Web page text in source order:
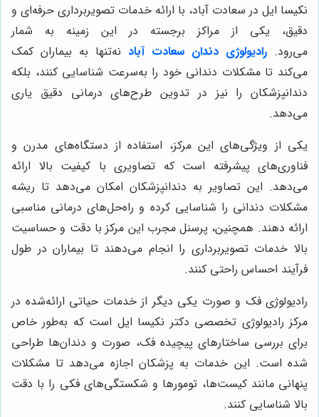
نکیسا ایل در سعادت آباد، با ارائه خدمات تصویربرداری حرفه‌ای و
دقیق، یکی از مراکز برجسته در این زمینه به شمار
می‌رود. رادیولوژی دندان سعادت آباد نه‌تنها به بیماران کمک
می‌کند تا مشکلات دندانی خود را به‌سرعت شناسایی کنند، بلکه
دندانپزشکان را نیز در تدوین طرح‌های درمانی دقیق یاری
می‌دهد.
یکی از ویژگی‌های این مرکز، استفاده از دستگاه‌های مدرن و
فناوری‌های پیشرفته است که تصاویری با کیفیت بالا ارائه
می‌دهد. این تصاویر به دندانپزشکان امکان می‌دهد تا ریشه
مشکلات دندانی را شناسایی کرده و راه‌حل‌های درمانی مناسبی
ارائه دهند. همچنین، پرسنل مجرب این مرکز با دقت و حساسیت
بالا خدمات تصویربرداری را انجام می‌دهند تا بیماران در طول
فرآیند احساس راحتی کنند.
رادیولوژی فک و صورت یکی دیگر از خدمات حیاتی ارائه‌شده در
مرکز رادیولوژی تخصصی دکتر نکیسا ایل است که به‌طور خاص
برای بررسی ساختارهای پیچیده فک، صورت و دندان‌ها طراحی
شده است. این خدمات به پزشکان اجازه می‌دهد تا مشکلات
پنهانی مانند کیست‌ها، تومورها و شکستگی‌های فکی را با دقت
بالا شناسایی کنند.